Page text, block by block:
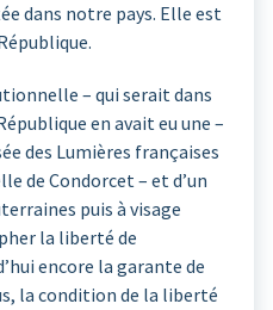
dans notre pays. Elle est
– qui serait dans
en avait eu une –
des Lumières françaises
de Condorcet – et d’un
puis à visage
la liberté de
encore la garante de
la condition de la liberté